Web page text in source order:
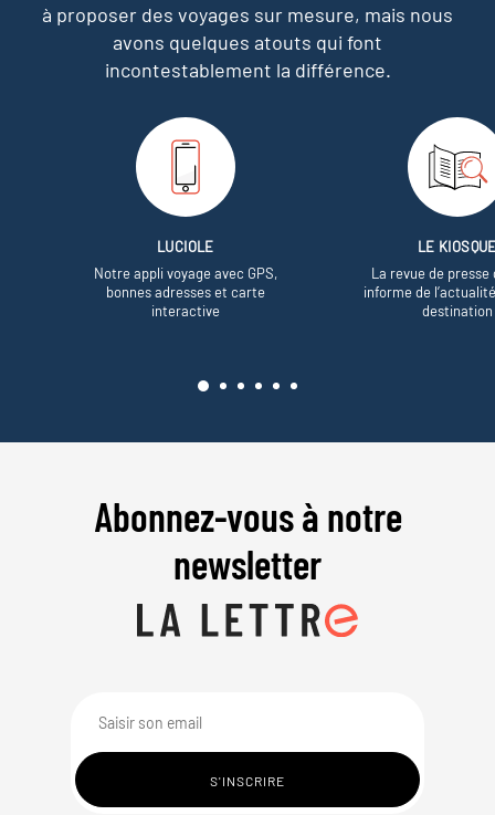
à proposer des voyages sur mesure, mais nous
avons quelques atouts qui font
incontestablement la différence.
LUCIOLE
Notre appli voyage avec GPS,
bonnes adresses et carte
interactive
LE
La revue de presse
informe de
destination
Abonnez-vous à notre
newsletter